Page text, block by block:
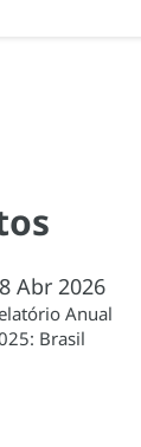
Abr 2026
Anual
Brasil